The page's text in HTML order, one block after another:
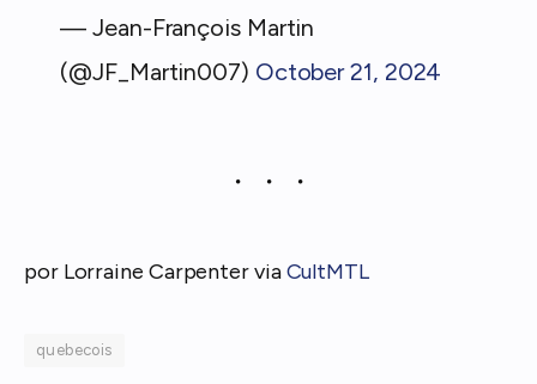
— Jean-François Martin
(@JF_Martin007) October 21, 2024
por Lorraine Carpenter viaCultMTL
quebecois